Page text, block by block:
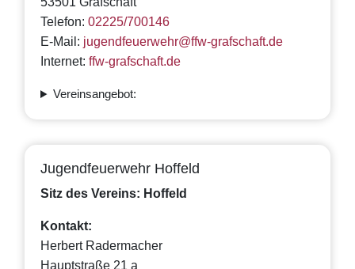
Telefon: 02225/700146
E-Mail: jugendfeuerwehr@ffw-grafschaft.de
Internet: ffw-grafschaft.de
Vereinsangebot:
Jugendfeuerwehr Hoffeld
Sitz des Vereins: Hoffeld
Kontakt:
Herbert Radermacher
Hauptstraße 21 a